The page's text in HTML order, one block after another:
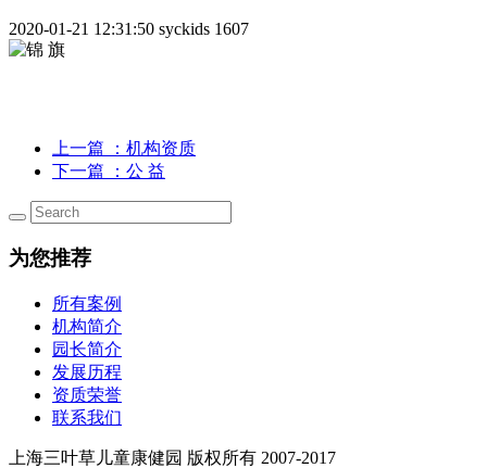
2020-01-21 12:31:50 syckids 1607
上一篇
：机构资质
下一篇
：公 益
为您推荐
所有案例
机构简介
园长简介
发展历程
资质荣誉
联系我们
上海三叶草儿童康健园 版权所有 2007-2017